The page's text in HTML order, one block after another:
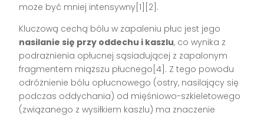
może być mniej intensywny[1][2].
Kluczową cechą bólu w zapaleniu płuc jest jego
nasilanie się przy oddechu i kaszlu, co wynika z
podrażnienia opłucnej sąsiadującej z zapalonym
fragmentem miąższu płucnego[4]. Z tego powodu
odróżnienie bólu opłucnowego (ostry, nasilający się
podczas oddychania) od mięśniowo-szkieletowego
(związanego z wysiłkiem kaszlu) ma znaczenie